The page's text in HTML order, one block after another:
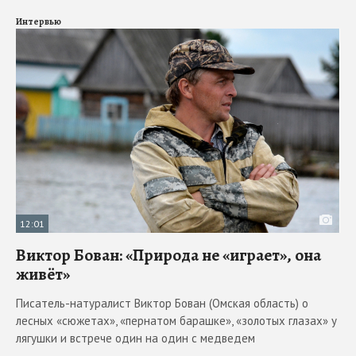
Интервью
12:01
Виктор Бован: «Природа не «играет», она
живёт»
Писатель-натуралист Виктор Бован (Омская область) о
лесных «сюжетах», «пернатом барашке», «золотых глазах» у
лягушки и встрече один на один с медведем